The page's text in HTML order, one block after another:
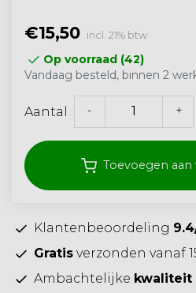
€15,50 incl. 21% btw
Op voorraad (42)
Vandaag besteld, binnen 2
Aantal - +
Toevoegen
Klantenbeoordeling
Gratis verzonden vanaf
Ambachtelijke kwaliteit